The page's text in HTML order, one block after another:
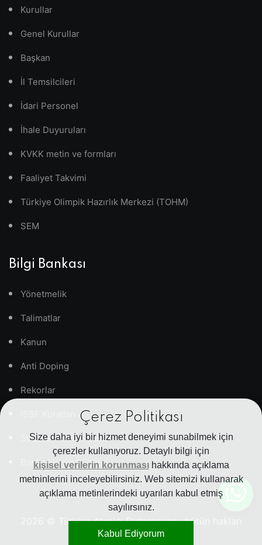
Çerez Politikası
Size daha iyi bir hizmet deneyimi sunabilmek için
çerezler kullanıyoruz. Detaylı bilgi için
kişisel verilerin korunmasıhakkında açıklama
metninlerini inceleyebilirsiniz. Web sitemizi kullanarak
açıklama metinlerindeki uyarıları kabul etmiş
sayılırsınız.
Kabul Ediyorum
Kurullar
Genel Kurullar
Başkan
İl Temsilcileri
İdari Personel
İhale Duyuruları
KVKK metin ve formları
Faaliyet Takvimi
Türkiye Olimpik Hazırlık Merkezi (TOHM)
SEM
Bilgi Bankası
Yönetmelik
Talimatlar
Kanun
Anti Doping
Rekorlar
Sıkça Sorulan Sorular
Banka Hesap Bilgileri
© Türkiye Atıcılık Federasyonu bütün hakları
saklıdır.